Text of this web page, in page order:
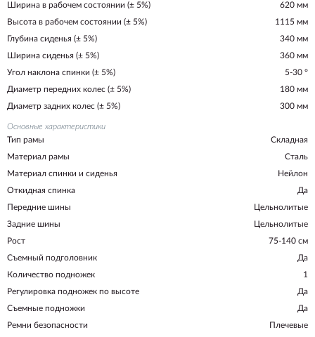
Ширина в рабочем состоянии (± 5%)
620 мм
Высота в рабочем состоянии (± 5%)
1115 мм
Глубина сиденья (± 5%)
340 мм
Ширина сиденья (± 5%)
360 мм
Угол наклона спинки (± 5%)
5-30 °
Диаметр передних колес (± 5%)
180 мм
Диаметр задних колес (± 5%)
300 мм
Основные характеристики
Тип рамы
Складная
Материал рамы
Сталь
Материал спинки и сиденья
Нейлон
Откидная спинка
Да
Передние шины
Цельнолитые
Задние шины
Цельнолитые
Рост
75-140 см
Съемный подголовник
Да
Количество подножек
1
Регулировка подножек по высоте
Да
Съемные подножки
Да
Ремни безопасности
Плечевые